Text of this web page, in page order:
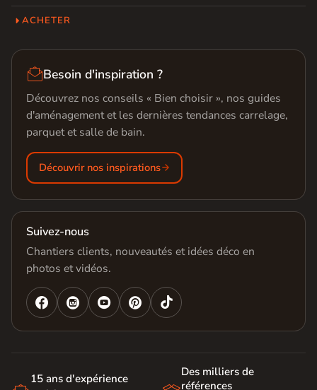
ACHETER
Besoin d'inspiration ?
Découvrez nos conseils « Bien choisir », nos guides
d'aménagement et les dernières tendances carrelage,
parquet et salle de bain.
Découvrir nos inspirations
Suivez-nous
Chantiers clients, nouveautés et idées déco en
photos et vidéos.
   
15 ans d'expérience
Des milliers de
références